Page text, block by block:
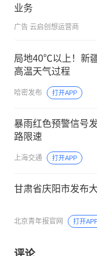
业务
广告 云启创想运营商
局地40℃以上！新
高温天气过程
哈密发布 打开APP
暴雨红色预警信号
路限速
上海交通 打开APP
甘肃省庆阳市发布
北京青年报官网 打开